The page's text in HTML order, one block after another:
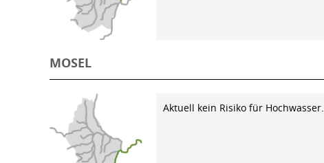
MOSEL
Aktuell kein Risiko für Hochwasser.